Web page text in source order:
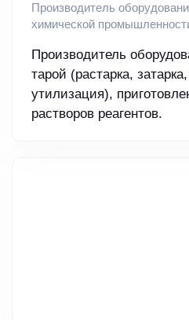
Производитель
химической
Производитель
тарой (растарка,
утилизация),
растворов реагентов.